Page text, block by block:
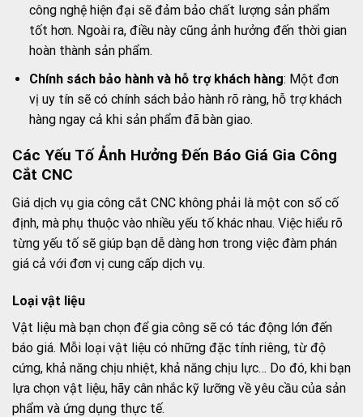
công nghệ hiện đại sẽ đảm bảo chất lượng sản phẩm
tốt hơn. Ngoài ra, điều này cũng ảnh hưởng đến thời gian
hoàn thành sản phẩm.
Chính sách bảo hành và hỗ trợ khách hàng: Một đơn
vị uy tín sẽ có chính sách bảo hành rõ ràng, hỗ trợ khách
hàng ngay cả khi sản phẩm đã bàn giao.
Các Yếu Tố Ảnh Hưởng Đến Báo Giá Gia Công
Cắt CNC
Giá dịch vụ gia công cắt CNC không phải là một con số cố
định, mà phụ thuộc vào nhiều yếu tố khác nhau. Việc hiểu rõ
từng yếu tố sẽ giúp bạn dễ dàng hơn trong việc đàm phán
giá cả với đơn vị cung cấp dịch vụ.
Loại vật liệu
Vật liệu mà bạn chọn để gia công sẽ có tác động lớn đến
báo giá. Mỗi loại vật liệu có những đặc tính riêng, từ độ
cứng, khả năng chịu nhiệt, khả năng chịu lực… Do đó, khi bạn
lựa chọn vật liệu, hãy cân nhắc kỹ lưỡng về yêu cầu của sản
phẩm và ứng dụng thực tế.